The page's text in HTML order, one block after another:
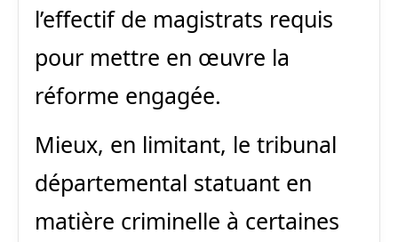
l’effectif de magistrats requis
pour mettre en œuvre la
réforme engagée.
Mieux, en limitant, le tribunal
départemental statuant en
matière criminelle à certaines